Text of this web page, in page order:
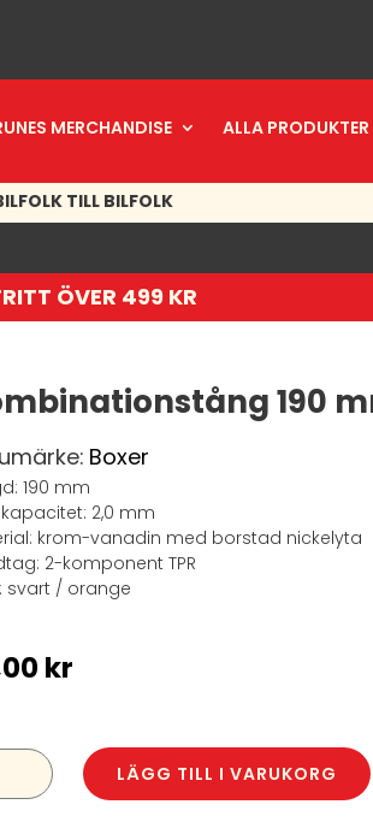
MERCHANDISE ALLA PRODUKTER
TILL BILFOLK
ÖVER 499 KR
190
Boxer
190 mm
2,0 mm
krom-vanadin med borstad nickelyta
2-komponent TPR
svart / orange
kr
LÄGG TILL I VARUKORG